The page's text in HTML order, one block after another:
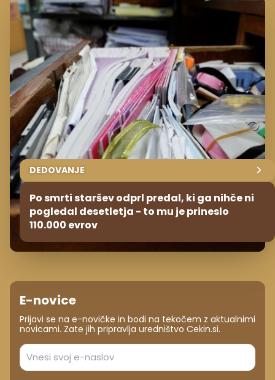
DEDOVANJE
Po smrti staršev odprl predal, ki ga nihče ni
pogledal desetletja - to mu je prineslo
110.000 evrov
E-novice
Prijavi se na e-novičke in bodi na tekočem z aktualnimi
novicami. Zate jih pripravlja uredništvo Cekin.si.